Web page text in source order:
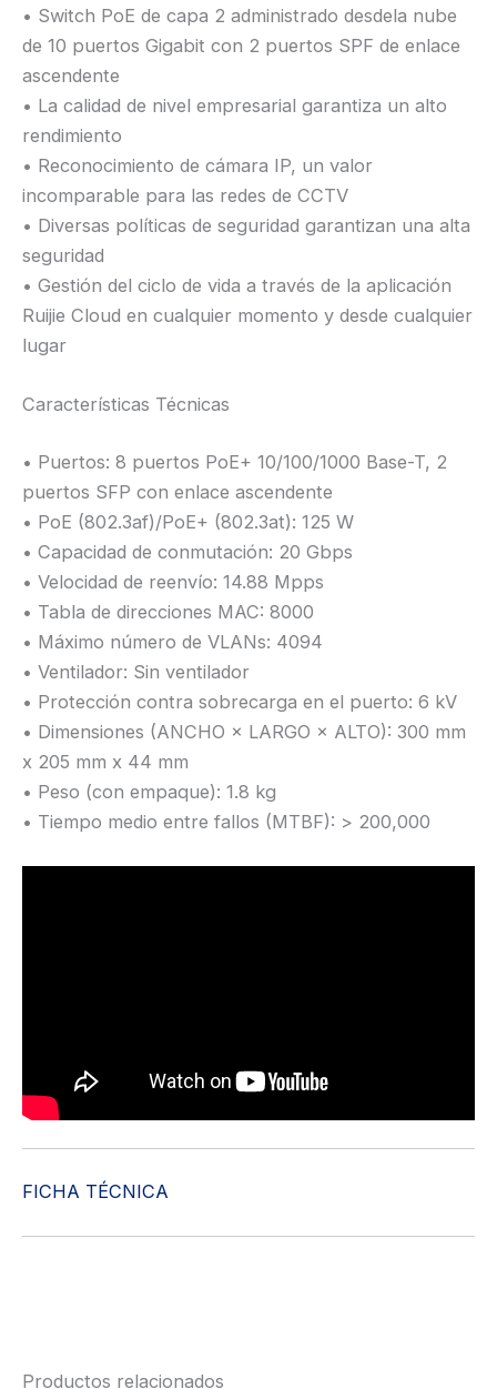
• Switch PoE de capa 2 administrado desdela nube
de 10 puertos Gigabit con 2 puertos SPF de enlace
ascendente
• La calidad de nivel empresarial garantiza un alto
rendimiento
• Reconocimiento de cámara IP, un valor
incomparable para las redes de CCTV
• Diversas políticas de seguridad garantizan una alta
seguridad
• Gestión del ciclo de vida a través de la aplicación
Ruijie Cloud en cualquier momento y desde cualquier
lugar
Características Técnicas
• Puertos: 8 puertos PoE+ 10/100/1000 Base-T, 2
puertos SFP con enlace ascendente
• PoE (802.3af)/PoE+ (802.3at): 125 W
• Capacidad de conmutación: 20 Gbps
• Velocidad de reenvío: 14.88 Mpps
• Tabla de direcciones MAC: 8000
• Máximo número de VLANs: 4094
• Ventilador: Sin ventilador
• Protección contra sobrecarga en el puerto: 6 kV
• Dimensiones (ANCHO × LARGO × ALTO): 300 mm
x 205 mm x 44 mm
• Peso (con empaque): 1.8 kg
• Tiempo medio entre fallos (MTBF): > 200,000
FICHA TÉCNICA
Productos relacionados